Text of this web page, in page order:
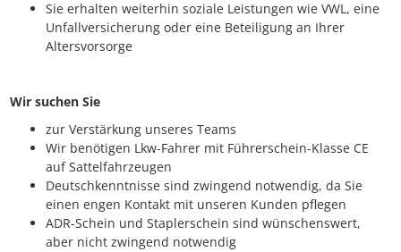
Sie erhalten weiterhin soziale Leistungen wie VWL, eine
Unfallversicherung oder eine Beteiligung an Ihrer
Altersvorsorge
Wir suchen Sie
zur Verstärkung unseres Teams
Wir benötigen Lkw-Fahrer mit Führerschein-Klasse CE
auf Sattelfahrzeugen
Deutschkenntnisse sind zwingend notwendig, da Sie
einen engen Kontakt mit unseren Kunden pflegen
ADR-Schein und Staplerschein sind wünschenswert,
aber nicht zwingend notwendig